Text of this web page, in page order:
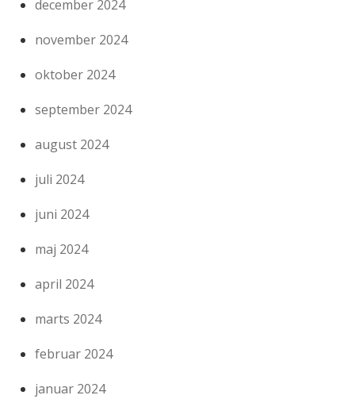
december 2024
november 2024
oktober 2024
september 2024
august 2024
juli 2024
juni 2024
maj 2024
april 2024
marts 2024
februar 2024
januar 2024